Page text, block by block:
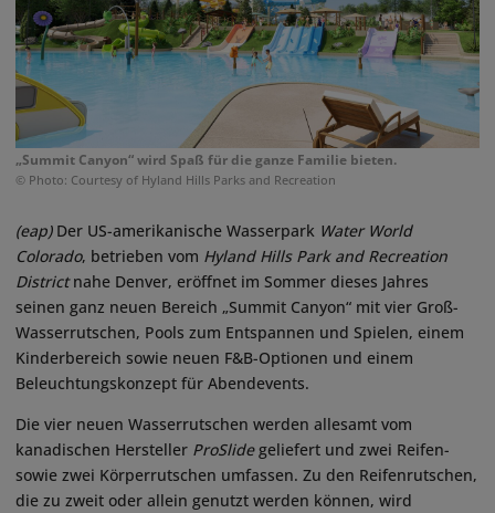
„Summit Canyon“ wird Spaß für die ganze Familie bieten.
© Photo: Courtesy of Hyland Hills Parks and Recreation
(eap)Der US-amerikanische Wasserpark Water World
Colorado, betrieben vom Hyland Hills Park and Recreation
Districtnahe Denver, eröffnet im Sommer dieses Jahres
seinen ganz neuen Bereich „Summit Canyon“ mit vier Groß-
Wasserrutschen, Pools zum Entspannen und Spielen, einem
Kinderbereich sowie neuen F&B-Optionen und einem
Beleuchtungskonzept für Abendevents.
Die vier neuen Wasserrutschen werden allesamt vom
kanadischen Hersteller ProSlidegeliefert und zwei Reifen-
sowie zwei Körperrutschen umfassen. Zu den Reifenrutschen,
die zu zweit oder allein genutzt werden können, wird